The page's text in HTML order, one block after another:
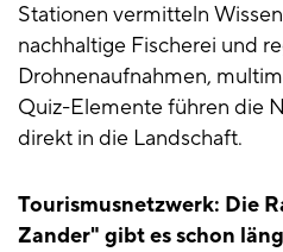
Stationen vermitteln
nachhaltige Fischerei und
Drohnenaufnahmen,
Quiz-Elemente führen die
direkt in die Landschaft.
Tourismusnetzwerk: Die
Zander" gibt es schon